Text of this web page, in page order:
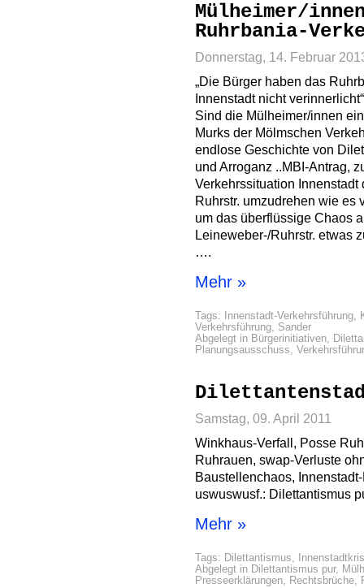
Mülheimer/
Ruhrbania-
Donnerstag, 14. Februar
„Die Bürger haben das
Innenstadt nicht
Sind die Mülheimer/innen
Murks der Mölmschen
endlose Geschichte von
und Arroganz ..MBI-Antrag,
Verkehrssituation
Ruhrstr. umzudrehen wie es
um das überflüssige Chaos
Leineweber-/Ruhrstr. etwas
….
Mehr »
Tags: Innenstadt-Verkehrsführung,
Verkehrsführung, Sander
Abgelegt in Bürgerinitiativen,
Planungsausschuss,
Samstag, 09. April 2011
Winkhaus-Verfall, Posse
Ruhrauen, swap-Verluste
Baustellenchaos,
uswuswusf.: Dilettantismus
Mehr »
Tags: Dilettantismus,
Abgelegt in Dilettantismus pur,
Presseerklärungen, Rechtsbrüche,